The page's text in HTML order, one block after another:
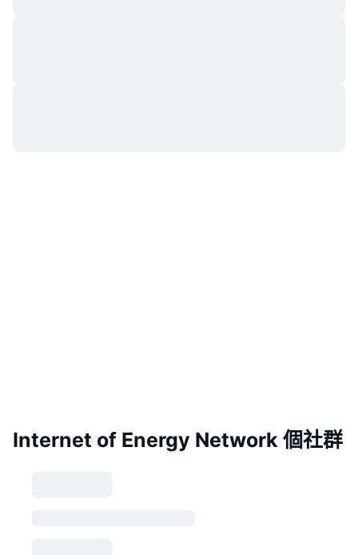
Internet of Energy Network 個社群